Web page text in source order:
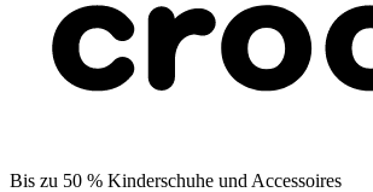
Bis zu 50 % Kinderschuhe und Accessoires